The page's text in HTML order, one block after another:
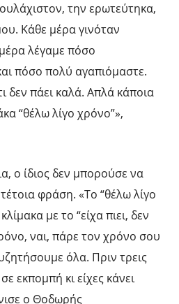
την ερωτεύτηκα,
Κάθε μέρα γινόταν
λέγαμε πόσο
πόσο πολύ αγαπιόμαστε.
δεν πάει καλά. Απλά κάποια
“θέλω λίγο χρόνο”»,
ο ίδιος δεν μπορούσε να
φράση. «Το “θέλω λίγο
με το “είχα πιει, δεν
ναι, πάρε τον χρόνο σου
όλα. Πριν τρεις
εκπομπή κι είχες κάνει
ο Θοδωρής